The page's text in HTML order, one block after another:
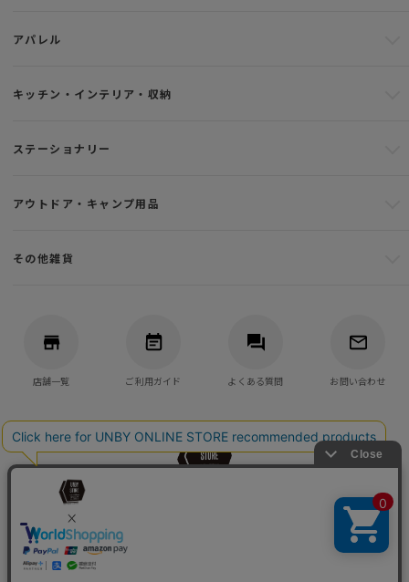
アパレル
キッチン・インテリア・収納
ステーショナリー
アウトドア・キャンプ用品
その他雑貨
店舗一覧 ご利用ガイド よくある質問 お問い合わせ